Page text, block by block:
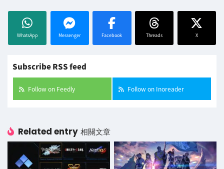
WhatsApp Messenger Facebook Threads X
Subscribe RSS feed
Follow on Feedly Follow on Inoreader
Related entry 相關文章